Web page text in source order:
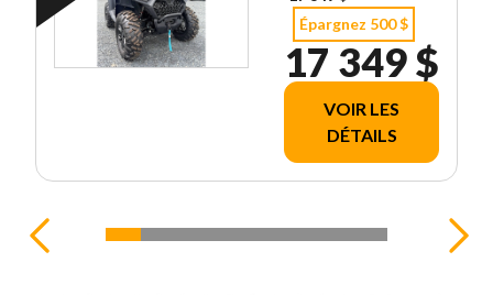
Épargnez 500 $
17 349 $
VOIR LES
DÉTAILS